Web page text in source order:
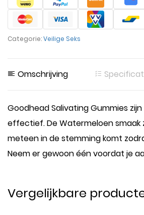
Categorie:Veilige Seks
Omschrijving
Goodhead Salivating Gummies zijn
effectief. De Watermeloen smaak
meteen in de stemming komt
Neem er gewoon één voordat je
Vergelijkbare